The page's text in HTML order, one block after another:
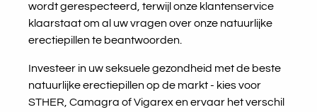
wordt gerespecteerd, terwijl onze klantenservice
klaarstaat om al uw vragen over onze natuurlijke
erectiepillen te beantwoorden.
Investeer in uw seksuele gezondheid met de beste
natuurlijke erectiepillen op de markt - kies voor
STHER, Camagra of Vigarex en ervaar het verschil